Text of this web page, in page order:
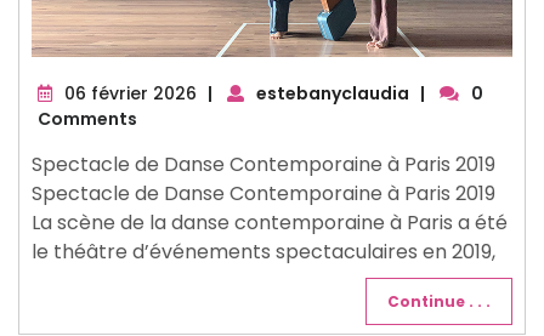
06 février 2026 06
| estebanyclaudia |
0
Comments
Spectacle de Danse Contemporaine à Paris 2019
Spectacle de Danse Contemporaine à Paris 2019
La scène de la danse contemporaine à Paris a été
le théâtre d’événements spectaculaires en 2019,
Continue . . .